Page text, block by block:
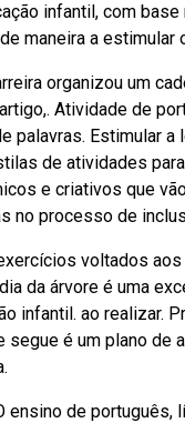
infantil, com
maneira a
organizou um
Atividade de
Estimular a
de atividades
e criativos que
no processo de
voltados
da árvore é uma
infantil. ao realizar.
é um plano de
de português,